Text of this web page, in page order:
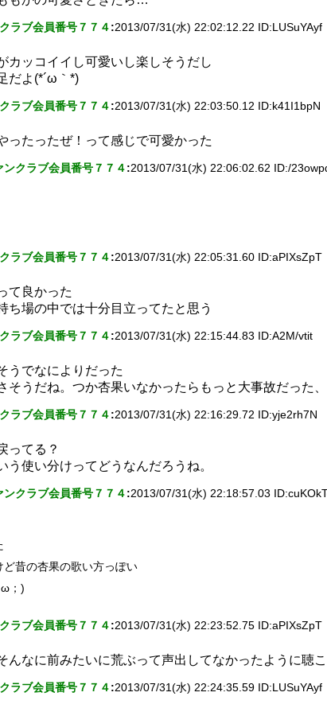
ラブ会員番号７７４:2013/07/31(水) 22:02:12.22 ID:LUSuYAyf
カッコイイし可愛いし楽しそうだし
だよ(*´ω｀*)
ラブ会員番号７７４:2013/07/31(水) 22:03:50.12 ID:k41I1bpN
ったったぜ！って感じで可愛かった
ンクラブ会員番号７７４:2013/07/31(水) 22:06:02.62 ID:/
ラブ会員番号７７４:2013/07/31(水) 22:05:31.60 ID:aPIXsZpT
て良かった
ち場の中では十分目立ってたと思う
ラブ会員番号７７４:2013/07/31(水) 22:15:44.83 ID:A2M/vtit
うでなによりだった
そうだね。つか杏果いなかったらもっと大事故だった
ラブ会員番号７７４:2013/07/31(水) 22:16:29.72 ID:yje2rh7N
ってる？
う使い分けってどうなんだろうね。
ンクラブ会員番号７７４:2013/07/31(水) 22:18:57.03 ID:
ど昔の杏果の歌い方っぽい
ω；)
ラブ会員番号７７４:2013/07/31(水) 22:23:52.75 ID:aPIXsZpT
んなに前みたいに荒ぶって声出してなかったように聴
ラブ会員番号７７４:2013/07/31(水) 22:24:35.59 ID:LUSuYAyf